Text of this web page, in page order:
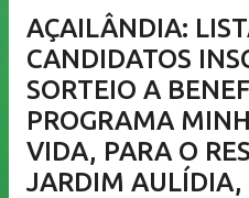
AÇAILÂNDIA:
CANDIDATOS
SORTEIO A
PROGRAMA
VIDA, PARA O
JARDIM AULÍDIA,